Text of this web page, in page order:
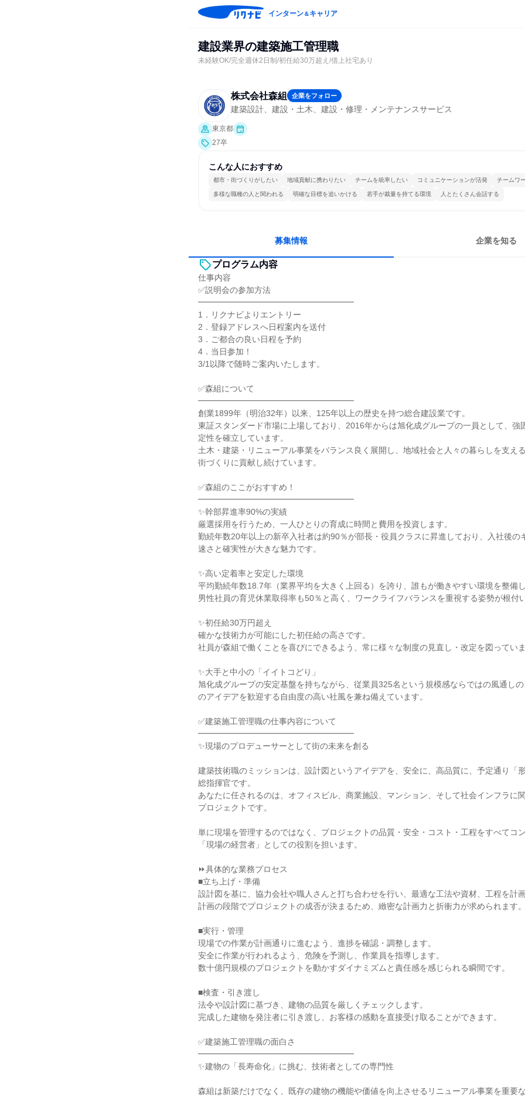
インターン＆キャリア
建設業界の建築施工管理職
未経験OK/完全週休2日制/初任給30万超え/借上社宅あり
株式会社森組 企業をフォロー
建築設計、建設・土木、建設・修理・メンテナンスサービス
東京都
27卒
こんな人におすすめ
都市・街づくりがしたい 地域貢献に携わりたい チームを統率したい コミュニケーションが活発 チームワ
多様な職種の人と関われる 明確な目標を追いかける 若手が裁量を持てる環境 人とたくさん会話する
募集情報 企業を知る
プログラム内容
仕事内容
✅説明会の参加方法
━━━━━━━━━━━━━━━━━━━
1．リクナビよりエントリー
2．登録アドレスへ日程案内を送付
3．ご都合の良い日程を予約
4．当日参加！
3/1以降で随時ご案内いたします。
✅森組について
━━━━━━━━━━━━━━━━━━━
創業1899年（明治32年）以来、125年以上の歴史を持つ総合建設業です。
東証スタンダード市場に上場しており、2016年からは旭化成グループの一員として、強
定性を確立しています。
土木・建築・リニューアル事業をバランス良く展開し、地域社会と人々の暮らしを支え
街づくりに貢献し続けています。
✅森組のここがおすすめ！
━━━━━━━━━━━━━━━━━━━
✨幹部昇進率90%の実績
厳選採用を行うため、一人ひとりの育成に時間と費用を投資します。
勤続年数20年以上の新卒入社者は約90％が部長・役員クラスに昇進しており、入社後の
速さと確実性が大きな魅力です。
✨高い定着率と安定した環境
平均勤続年数18.7年（業界平均を大きく上回る）を誇り、誰もが働きやすい環境を整備し
男性社員の育児休業取得率も50％と高く、ワークライフバランスを重視する姿勢が根付
✨初任給30万円超え
確かな技術力が可能にした初任給の高さです。
社員が森組で働くことを喜びにできるよう、常に様々な制度の見直し・改定を図っていま
✨大手と中小の「イイトコどり」
旭化成グループの安定基盤を持ちながら、従業員325名という規模感ならではの風通し
のアイデアを歓迎する自由度の高い社風を兼ね備えています。
✅建築施工管理職の仕事内容について
━━━━━━━━━━━━━━━━━━━
✨現場のプロデューサーとして街の未来を創る
建築技術職のミッションは、設計図というアイデアを、安全に、高品質に、予定通り「
総指揮官です。
あなたに任されるのは、オフィスビル、商業施設、マンション、そして社会インフラに
プロジェクトです。
単に現場を管理するのではなく、プロジェクトの品質・安全・コスト・工程をすべてコ
「現場の経営者」としての役割を担います。
⏩具体的な業務プロセス
■立ち上げ・準備
設計図を基に、協力会社や職人さんと打ち合わせを行い、最適な工法や資材、工程を計画
計画の段階でプロジェクトの成否が決まるため、緻密な計画力と折衝力が求められます。
■実行・管理
現場での作業が計画通りに進むよう、進捗を確認・調整します。
安全に作業が行われるよう、危険を予測し、作業員を指導します。
数十億円規模のプロジェクトを動かすダイナミズムと責任感を感じられる瞬間です。
■検査・引き渡し
法令や設計図に基づき、建物の品質を厳しくチェックします。
完成した建物を発注者に引き渡し、お客様の感動を直接受け取ることができます。
✅建築施工管理職の面白さ
━━━━━━━━━━━━━━━━━━━
✨建物の「長寿命化」に挑む、技術者としての専門性
森組は新築だけでなく、既存の建物の機能や価値を向上させるリニューアル事業を重要